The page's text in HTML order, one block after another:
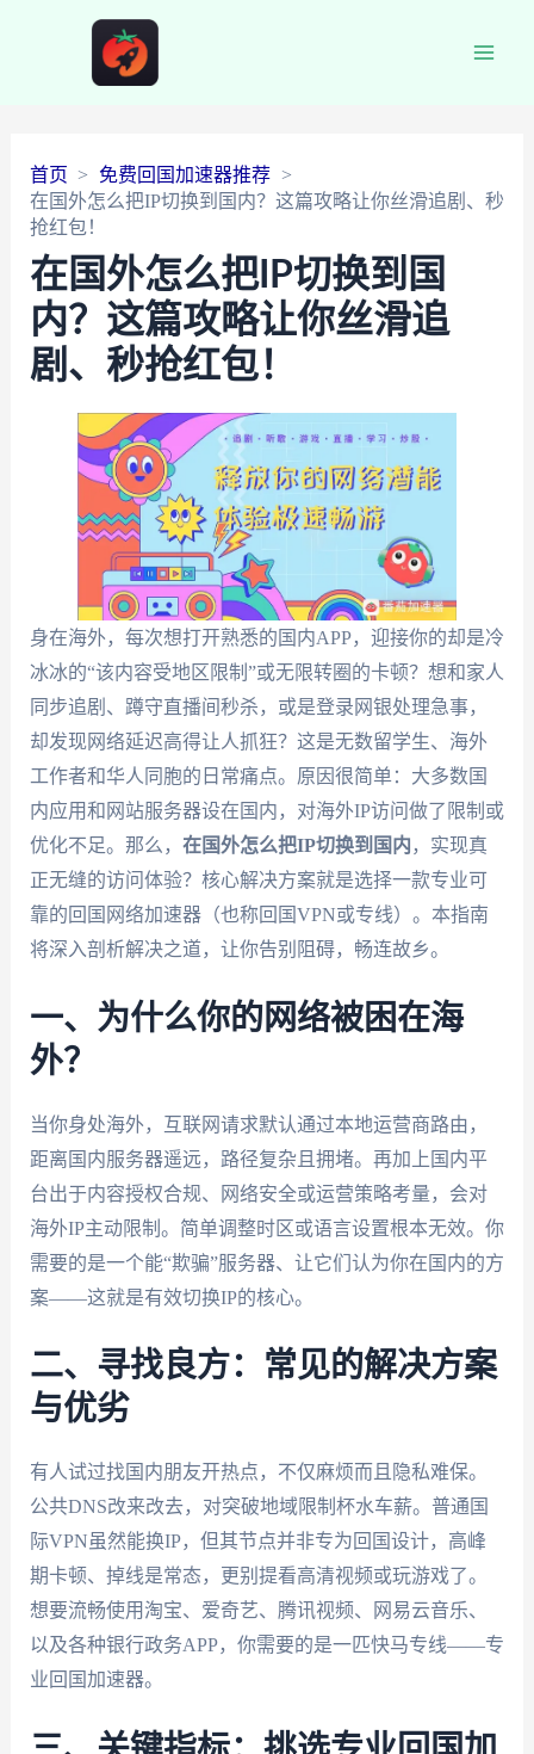
首页
免费回国加速器推荐
在国外怎么把IP切换到国内？这篇攻略让你丝滑追剧、秒
抢红包！
在国外怎么把IP切换到国
内？这篇攻略让你丝滑追
剧、秒抢红包！
身在海外，每次想打开熟悉的国内APP，迎接你的却是冷
冰冰的“该内容受地区限制”或无限转圈的卡顿？想和家人
同步追剧、蹲守直播间秒杀，或是登录网银处理急事，
却发现网络延迟高得让人抓狂？这是无数留学生、海外
工作者和华人同胞的日常痛点。原因很简单：大多数国
内应用和网站服务器设在国内，对海外IP访问做了限制或
优化不足。那么， 在国外怎么把IP切换到国内 ，实现真
正无缝的访问体验？核心解决方案就是选择一款专业可
靠的回国网络加速器（也称回国VPN或专线）。本指南
将深入剖析解决之道，让你告别阻碍，畅连故乡。
一、为什么你的网络被困在海
外？
当你身处海外，互联网请求默认通过本地运营商路由，
距离国内服务器遥远，路径复杂且拥堵。再加上国内平
台出于内容授权合规、网络安全或运营策略考量，会对
海外IP主动限制。简单调整时区或语言设置根本无效。你
需要的是一个能“欺骗”服务器、让它们认为你在国内的方
案——这就是有效切换IP的核心。
二、寻找良方：常见的解决方案
与优劣
有人试过找国内朋友开热点，不仅麻烦而且隐私难保。
公共DNS改来改去，对突破地域限制杯水车薪。普通国
际VPN虽然能换IP，但其节点并非专为回国设计，高峰
期卡顿、掉线是常态，更别提看高清视频或玩游戏了。
想要流畅使用淘宝、爱奇艺、腾讯视频、网易云音乐、
以及各种银行政务APP，你需要的是一匹快马专线——专
业回国加速器。